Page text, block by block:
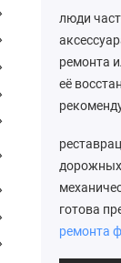
люди
ремонта
её
дорожных
готова
ремонта